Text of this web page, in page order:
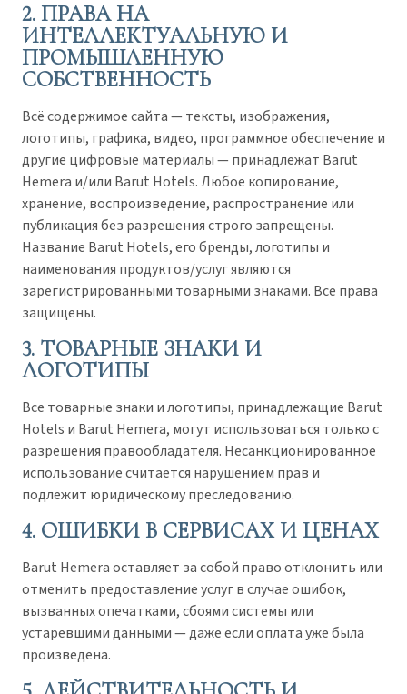
2. ПРАВА НА
ИНТЕЛЛЕКТУАЛЬНУЮ И
ПРОМЫШЛЕННУЮ
СОБСТВЕННОСТЬ
Всё содержимое сайта — тексты, изображения,
логотипы, графика, видео, программное обеспечение и
другие цифровые материалы — принадлежат Barut
Hemera и/или Barut Hotels. Любое копирование,
хранение, воспроизведение, распространение или
публикация без разрешения строго запрещены.
Название Barut Hotels, его бренды, логотипы и
наименования продуктов/услуг являются
зарегистрированными товарными знаками. Все права
защищены.
3. ТОВАРНЫЕ ЗНАКИ И
ЛОГОТИПЫ
Все товарные знаки и логотипы, принадлежащие Barut
Hotels и Barut Hemera, могут использоваться только с
разрешения правообладателя. Несанкционированное
использование считается нарушением прав и
подлежит юридическому преследованию.
4. ОШИБКИ В СЕРВИСАХ И ЦЕНАХ
Barut Hemera оставляет за собой право отклонить или
отменить предоставление услуг в случае ошибок,
вызванных опечатками, сбоями системы или
устаревшими данными — даже если оплата уже была
произведена.